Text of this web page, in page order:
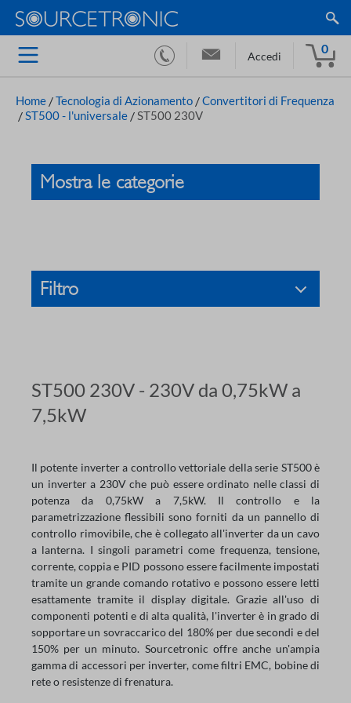
Accedi
0
Home /Tecnologia di Azionamento /Convertitori di Frequenza
/ST500 - l'universale /ST500 230V
Mostra le categorie
Filtro
ST500 230V - 230V da 0,75kW a
7,5kW
Il potente inverter a controllo vettoriale della serie ST500 è
un inverter a 230V che può essere ordinato nelle classi di
potenza da 0,75kW a 7,5kW. Il controllo e la
parametrizzazione flessibili sono forniti da un pannello di
controllo rimovibile, che è collegato all'inverter da un cavo
a lanterna. I singoli parametri come frequenza, tensione,
corrente, coppia e PID possono essere facilmente impostati
tramite un grande comando rotativo e possono essere letti
esattamente tramite il display digitale. Grazie all'uso di
componenti potenti e di alta qualità, l'inverter è in grado di
sopportare un sovraccarico del 180% per due secondi e del
150% per un minuto. Sourcetronic offre anche un'ampia
gamma di accessori per inverter, come filtri EMC, bobine di
rete o resistenze di frenatura.